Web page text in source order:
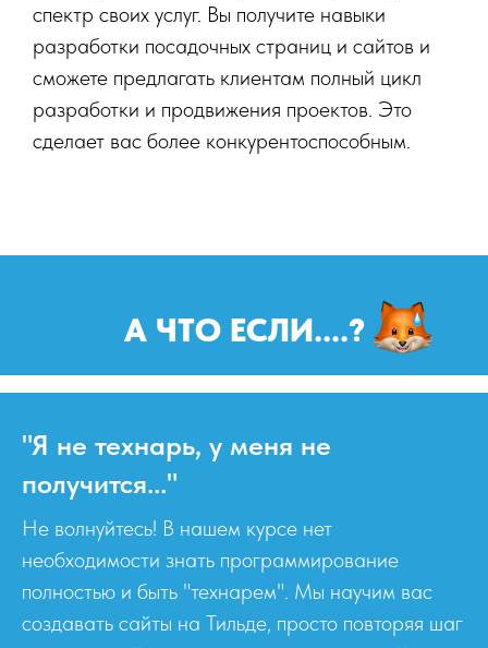
спектр своих услуг. Вы получите навыки
разработки посадочных страниц и сайтов и
сможете предлагать клиентам полный цикл
разработки и продвижения проектов. Это
сделает вас более конкурентоспособным.
А ЧТО ЕСЛИ....?
"Я не технарь, у меня не
получится..."
Не волнуйтесь! В нашем курсе нет
необходимости знать программирование
полностью и быть "технарем". Мы научим вас
создавать сайты на Тильде, просто повторяя шаг